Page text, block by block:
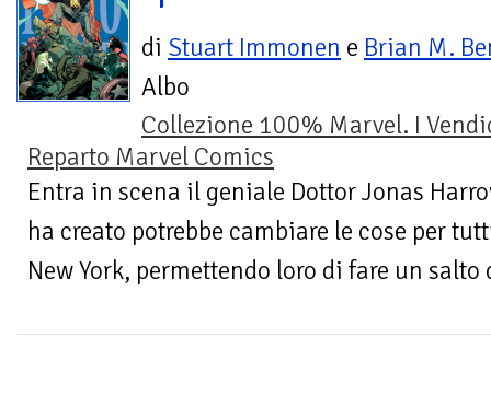
di Stuart Immonen e Brian M.
Albo
Collezione 100% Marvel. I
Reparto Marvel Comics
Entra in scena il geniale Dottor Jonas
ha creato potrebbe cambiare le cose per
New York, permettendo loro di fare un salto